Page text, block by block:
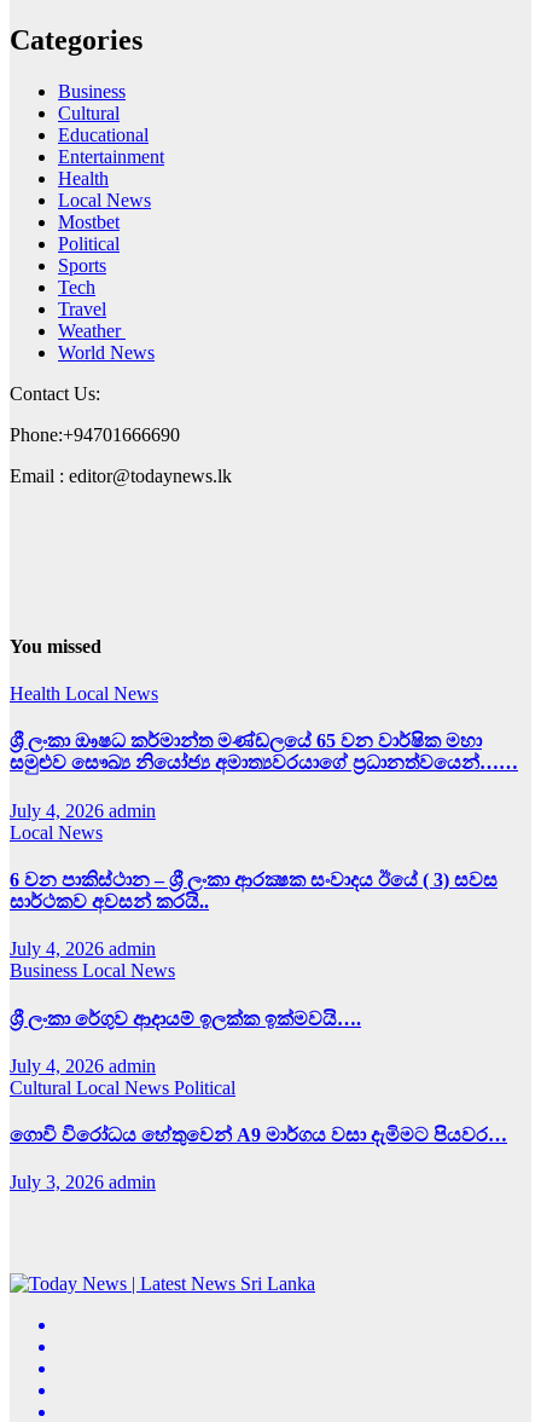
Categories
Business
Cultural
Educational
Entertainment
Health
Local News
Mostbet
Political
Sports
Tech
Travel
Weather
World News
Contact Us:
Phone:+94701666690
Email : editor@todaynews.lk
You missed
Health Local News
ශ්‍රී ලංකා ඖෂධ කර්මාන්ත මණ්ඩලයේ 65 වන වාර්ෂික මහා
සමුළුව සෞඛ්‍ය නියෝජ්‍ය අමාත්‍යවරයාගේ ප්‍රධානත්වයෙන්……
July 4, 2026 admin
Local News
6 වන පාකිස්ථාන – ශ්‍රී ලංකා ආරක්‍ෂක සංවාදය ඊයේ ( 3) සවස
සාර්ථකව අවසන් කරයි..
July 4, 2026 admin
Business Local News
ශ්‍රී ලංකා රේගුව ආදායම් ඉලක්ක ඉක්මවයි….
July 4, 2026 admin
Cultural Local News Political
ගොවි විරෝධය හේතුවෙන් A9 මාර්ගය වසා දැමිමට පියවර…
July 3, 2026 admin